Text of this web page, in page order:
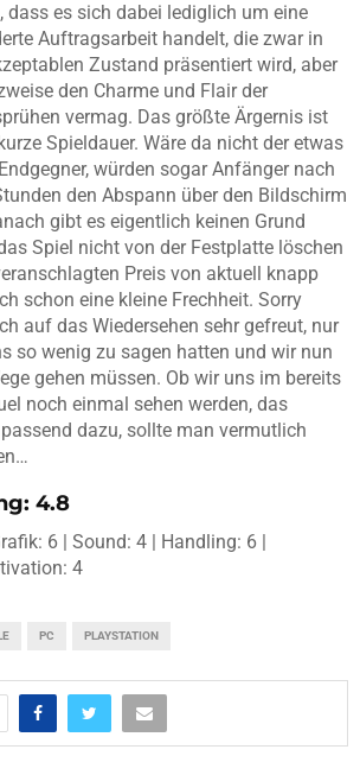
dass es sich dabei lediglich um eine
Auftragsarbeit handelt, die zwar in
Zustand präsentiert wird, aber
den Charme und Flair der
vermag. Das größte Ärgernis ist
Spieldauer. Wäre da nicht der etwas
würden sogar Anfänger nach
den Abspann über den Bildschirm
gibt es eigentlich keinen Grund
Spiel nicht von der Festplatte löschen
Preis von aktuell knapp
schon eine kleine Frechheit. Sorry
auf das Wiedersehen sehr gefreut, nur
so wenig zu sagen hatten und wir nun
gehen müssen. Ob wir uns im bereits
noch einmal sehen werden, das
dazu, sollte man vermutlich
4.8
6 | Sound: 4 | Handling: 6 |
4
PC PLAYSTATION